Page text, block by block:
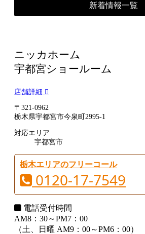
新着情報一覧
ニッカホーム
宇都宮ショールーム
店舗詳細
〒321-0962
栃木県宇都宮市今泉町2995-1
対応エリア
宇都宮市
栃木エリアのフリーコール
0120-17-7549
電話受付時間
AM8：30～PM7：00
（土、日曜 AM9：00～PM6：00）